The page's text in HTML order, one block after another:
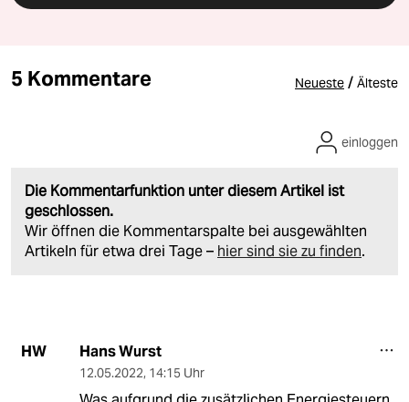
5 Kommentare Neueste / Älteste
Die Kommentarfunktion unter diesem Artikel ist
geschlossen.
Wir öffnen die Kommentarspalte bei ausgewählten
Artikeln für etwa drei Tage – hier sind sie zu finden.
einloggen
HW Hans Wurst
12.05.2022, 14:15 Uhr